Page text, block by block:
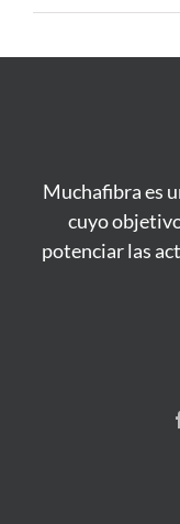
Muchafibra es
cuyo
potenciar las